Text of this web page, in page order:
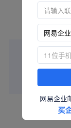
ASRC
ASRC
网易企业
买